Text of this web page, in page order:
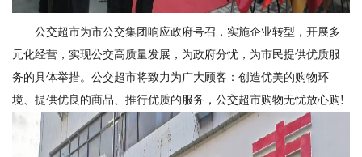
公交超市为市公交集团响应政府号召，实施企业转型，开展多
元化经营，实现公交高质量发展，为政府分忧，为市民提供优质服
务的具体举措。公交超市将致力为广大顾客：创造优美的购物环
境、提供优良的商品、推行优质的服务，公交超市购物无忧放心购!